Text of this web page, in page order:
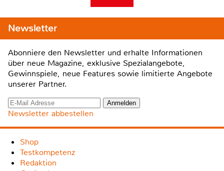
Newsletter
Abonniere den Newsletter und erhalte Informationen
über neue Magazine, exklusive Spezialangebote,
Gewinnspiele, neue Features sowie limitierte Angebote
unserer Partner.
Newsletter abbestellen
Shop
Testkompetenz
Redaktion